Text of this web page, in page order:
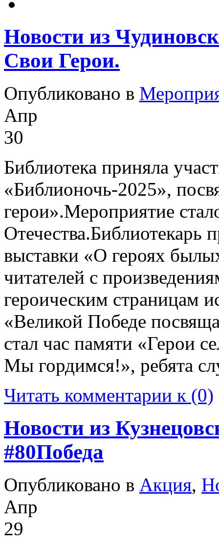
Новости из
Свои Герои.
Опубликовано в
Апр
30
Библиотека приняла
«Библионочь-2025»,
герои».Мероприятие
Отечества.Библиотекарь
выставки «О героях
читателей с
героическим страницам
«Великой Победе
стал час памяти
Мы гордимся!», ребята
Читать комментарии к (0)
Новости из
#80Победа
Опубликовано в Акция,
Апр
29